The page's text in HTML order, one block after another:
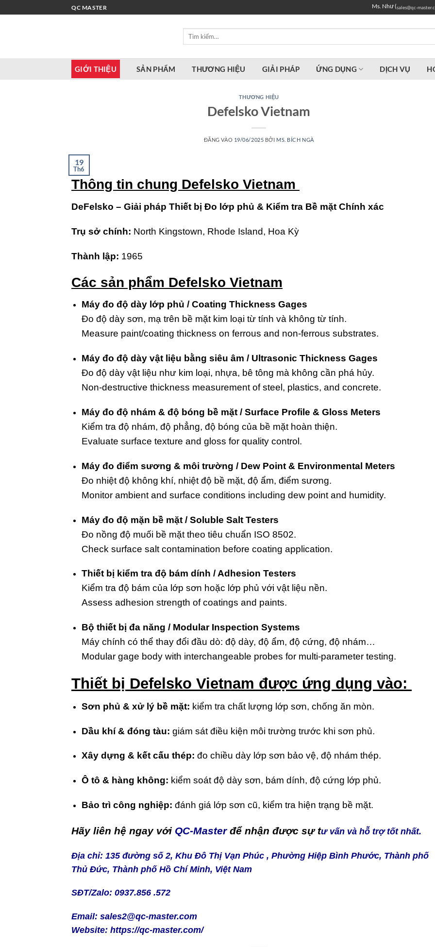
qua
QC MASTER Ms. Như (sales@qc-
Tìm
GIỚI THIỆU SẢN PHẨM THƯƠNG HIỆU GIẢI PHÁP ỨNG DỤNG DỊCH VỤ
THƯƠNG HIỆU
Defelsko Vietnam
ĐĂNG VÀO 19/06/2025 BỞI MS. BÍCH NGÀ
19
Th6
Thông tin chung Defelsko Vietnam
DeFelsko – Giải pháp Thiết bị Đo lớp phủ & Kiểm tra Bề mặt Chính xác
Trụ sở chính: North Kingstown, Rhode Island, Hoa Kỳ
Thành lập: 1965
Các sản phẩm Defelsko Vietnam
Máy đo độ dày lớp phủ / Coating Thickness Gages
Đo độ dày sơn, mạ trên bề mặt kim loại từ tính và không từ tính.
Measure paint/coating thickness on ferrous and non-ferrous substrates.
Máy đo độ dày vật liệu bằng siêu âm / Ultrasonic Thickness Gages
Đo độ dày vật liệu như kim loại, nhựa, bê tông mà không cần phá hủy.
Non-destructive thickness measurement of steel, plastics, and concrete.
Máy đo độ nhám & độ bóng bề mặt / Surface Profile & Gloss Meters
Kiểm tra độ nhám, độ phẳng, độ bóng của bề mặt hoàn thiện.
Evaluate surface texture and gloss for quality control.
Máy đo điểm sương & môi trường / Dew Point & Environmental Meters
Đo nhiệt độ không khí, nhiệt độ bề mặt, độ ẩm, điểm sương.
Monitor ambient and surface conditions including dew point and humidity.
Máy đo độ mặn bề mặt / Soluble Salt Testers
Đo nồng độ muối bề mặt theo tiêu chuẩn ISO 8502.
Check surface salt contamination before coating application.
Thiết bị kiểm tra độ bám dính / Adhesion Testers
Kiểm tra độ bám của lớp sơn hoặc lớp phủ với vật liệu nền.
Assess adhesion strength of coatings and paints.
Bộ thiết bị đa năng / Modular Inspection Systems
Máy chính có thể thay đổi đầu dò: độ dày, độ ẩm, độ cứng, độ nhám…
Modular gage body with interchangeable probes for multi-parameter testing.
Thiết bị Defelsko Vietnam được ứng dụng vào:
Sơn phủ & xử lý bề mặt: kiểm tra chất lượng lớp sơn, chống ăn mòn.
Dầu khí & đóng tàu: giám sát điều kiện môi trường trước khi sơn phủ.
Xây dựng & kết cấu thép: đo chiều dày lớp sơn bảo vệ, độ nhám thép.
Ô tô & hàng không: kiểm soát độ dày sơn, bám dính, độ cứng lớp phủ.
Bảo trì công nghiệp: đánh giá lớp sơn cũ, kiểm tra hiện trạng bề mặt.
Hãy liên hệ ngay với QC-Master để nhận được sự tư vấn và hỗ trợ tốt nhất.
Địa chỉ: 135 đường số 2, Khu Đô Thị Vạn Phúc , Phường Hiệp Bình Phước, Thành phố
Thủ Đức, Thành phố Hồ Chí Minh, Việt Nam
SĐT/Zalo: 0937.856 .572
Email: sales2@qc-master.com
Website: https://qc-master.com/